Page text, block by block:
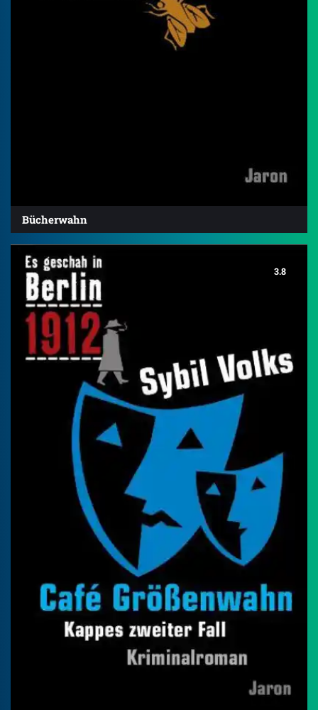
Bücherwahn
3.8